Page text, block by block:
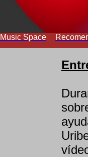
Music Space